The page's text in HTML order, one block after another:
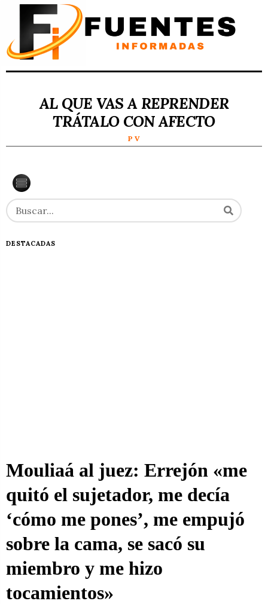
AL QUE VAS A REPRENDER
TRÁTALO CON AFECTO
P V
DESTACADAS
Mouliaá al juez: Errejón «me
quitó el sujetador, me decía
‘cómo me pones’, me empujó
sobre la cama, se sacó su
miembro y me hizo
tocamientos»